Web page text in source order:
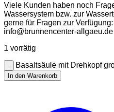
Viele Kunden haben noch
Wassersystem bzw. zur
gerne für Fragen zur
info@brunnencenter-allgaeu.de
1 vorrätig
Basaltsäule mit Drehkopf
In den Warenkorb